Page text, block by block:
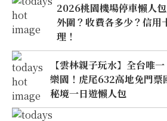
2026桃園機場停車懶人
外圍？收費各多少？信用
理！
【雲林親子玩水】全台唯
樂園！虎尾632高地免門
秘境一日遊懶人包